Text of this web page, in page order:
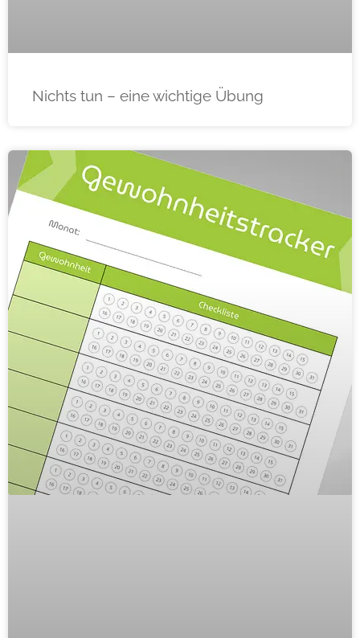
Nichts tun – eine wichtige Übung